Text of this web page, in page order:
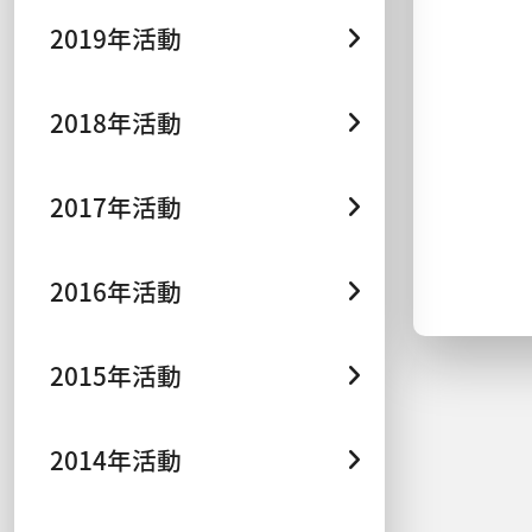
2019年活動
2018年活動
2017年活動
2016年活動
2015年活動
2014年活動